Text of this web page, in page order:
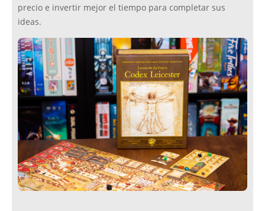
precio e invertir mejor el tiempo para completar sus
ideas.